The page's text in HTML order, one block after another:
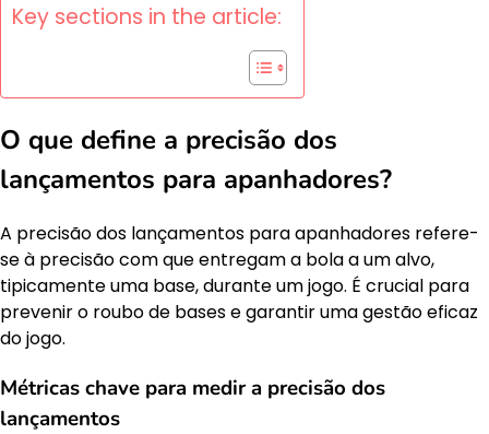
Key sections in the article:
O que define a precisão dos
lançamentos para apanhadores?
A precisão dos lançamentos para apanhadores refere-
se à precisão com que entregam a bola a um alvo,
tipicamente uma base, durante um jogo. É crucial para
prevenir o roubo de bases e garantir uma gestão eficaz
do jogo.
Métricas chave para medir a precisão dos
lançamentos